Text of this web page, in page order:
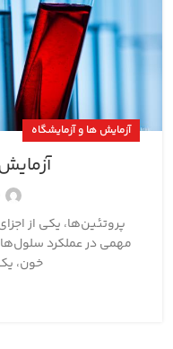
آزمایش ها و آزمایشگاه
پروتئین‌ها، یکی از
مهمی در عملکرد سلول‌ها
خون،